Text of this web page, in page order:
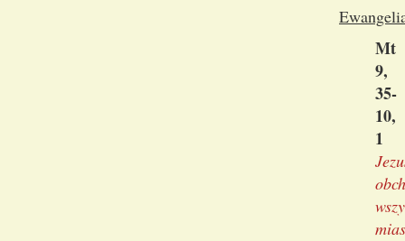
Mt
9,
35-
10,
1